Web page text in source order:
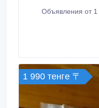
Объявления от 1
1 990 тенге 〒